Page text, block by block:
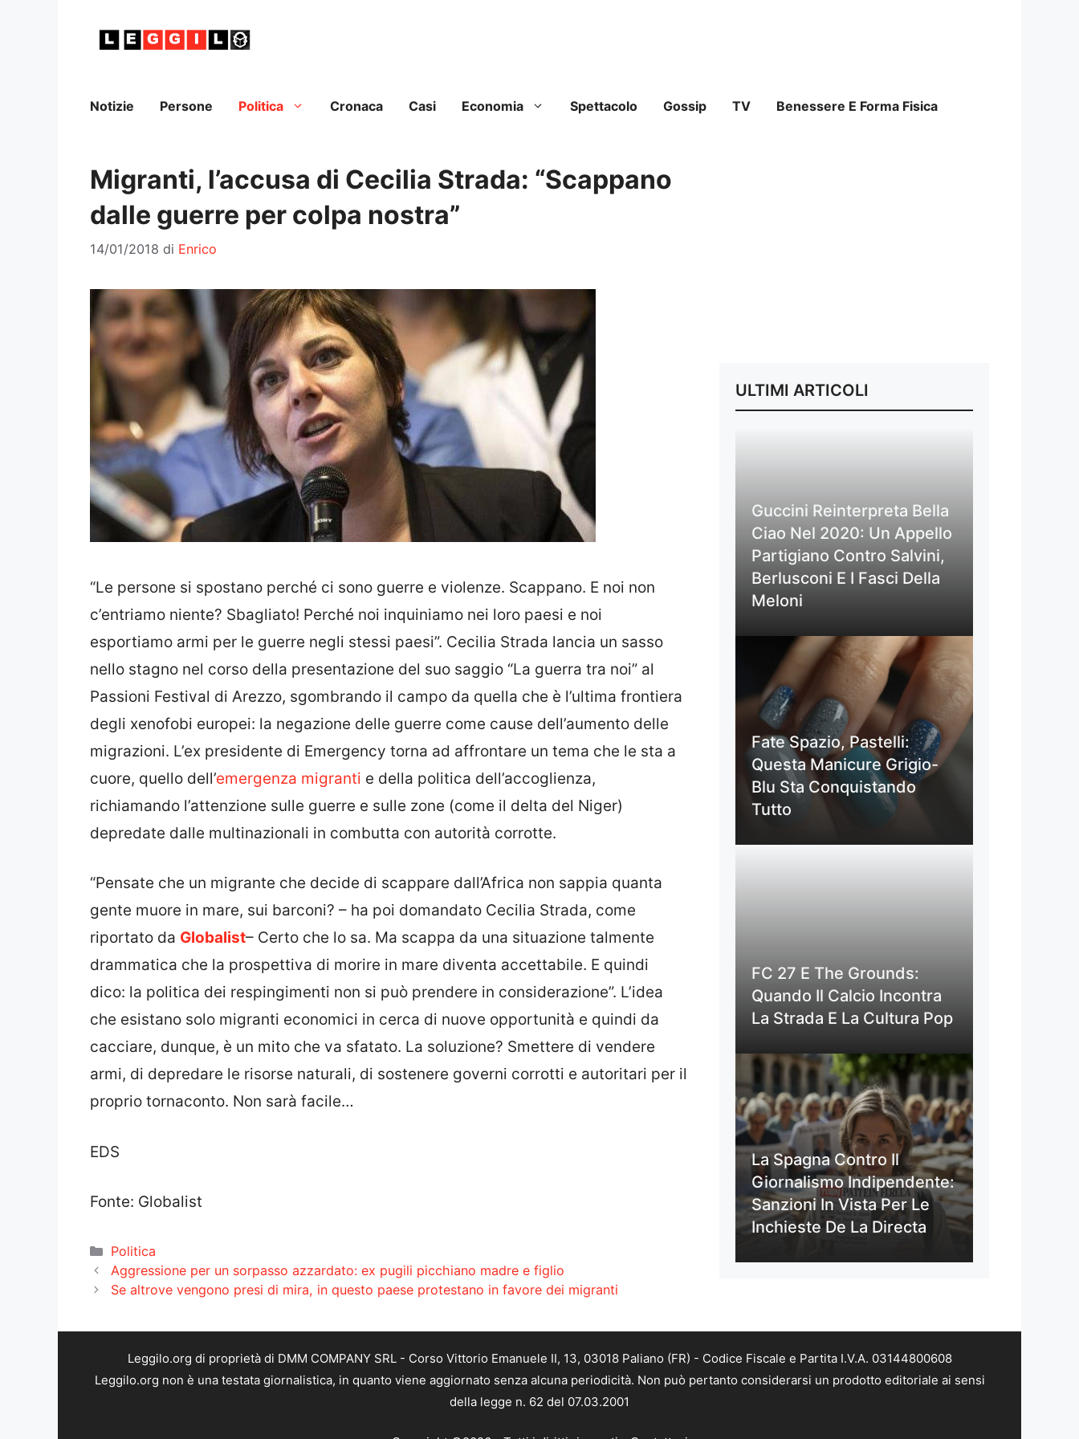
Notizie Persone Politica Cronaca Casi Economia Spettacolo Gossip TV Benessere E Forma Fisica
Migranti, l’accusa di Cecilia Strada: “Scappano
dalle guerre per colpa nostra”
14/01/2018 di Enrico
“Le persone si spostano perché ci sono guerre e violenze. Scappano. E noi non
c’entriamo niente? Sbagliato! Perché noi inquiniamo nei loro paesi e noi
esportiamo armi per le guerre negli stessi paesi”. Cecilia Strada lancia un sasso
nello stagno nel corso della presentazione del suo saggio “La guerra tra noi” al
Passioni Festival di Arezzo, sgombrando il campo da quella che è l’ultima frontiera
degli xenofobi europei: la negazione delle guerre come cause dell’aumento delle
migrazioni. L’ex presidente di Emergency torna ad affrontare un tema che le sta a
cuore, quello dell’emergenza migranti e della politica dell’accoglienza,
richiamando l’attenzione sulle guerre e sulle zone (come il delta del Niger)
depredate dalle multinazionali in combutta con autorità corrotte.
“Pensate che un migrante che decide di scappare dall’Africa non sappia quanta
gente muore in mare, sui barconi? – ha poi domandato Cecilia Strada, come
riportato da Globalist– Certo che lo sa. Ma scappa da una situazione talmente
drammatica che la prospettiva di morire in mare diventa accettabile. E quindi
dico: la politica dei respingimenti non si può prendere in considerazione”. L’idea
che esistano solo migranti economici in cerca di nuove opportunità e quindi da
cacciare, dunque, è un mito che va sfatato. La soluzione? Smettere di vendere
armi, di depredare le risorse naturali, di sostenere governi corrotti e autoritari per il
proprio tornaconto. Non sarà facile…
EDS
Fonte: Globalist
Categorie
Politica
Aggressione per un sorpasso azzardato: ex pugili picchiano madre e figlio
Se altrove vengono presi di mira, in questo paese protestano in favore dei migranti
ULTIMI ARTICOLI
Guccini Reinterpreta Bella
Ciao Nel 2020: Un Appello
Partigiano Contro Salvini,
Berlusconi E I Fasci Della
Meloni
Fate Spazio, Pastelli:
Questa Manicure Grigio-
Blu Sta Conquistando
Tutto
FC 27 E The Grounds:
Quando Il Calcio Incontra
La Strada E La Cultura Pop
La Spagna Contro Il
Giornalismo Indipendente:
Sanzioni In Vista Per Le
Inchieste De La Directa
Leggilo.org di proprietà di DMM COMPANY SRL - Corso Vittorio Emanuele II, 13, 03018 Paliano (FR) - Codice Fiscale e Partita I.V.A. 03144800608
Leggilo.org non è una testata giornalistica, in quanto viene aggiornato senza alcuna periodicità. Non può pertanto considerarsi un prodotto editoriale ai sensi
della legge n. 62 del 07.03.2001